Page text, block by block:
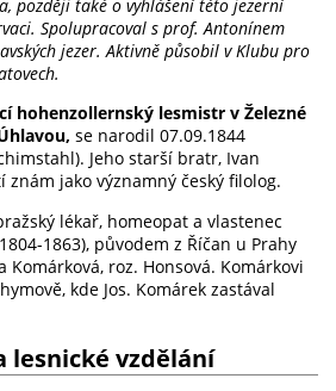
později také o vyhlášení této jezerní
Spolupracoval s prof. Antonínem
jezer. Aktivně působil v Klubu pro
hohenzollernský lesmistr v Železné
se narodil 07.09.1844
Jeho starší bratr, Ivan
znám jako významný český filolog.
lékař, homeopat a vlastenec
1863), původem z Říčan u Prahy
Komárková, roz. Honsová. Komárkovi
kde Jos. Komárek zastával
lesnické vzdělání